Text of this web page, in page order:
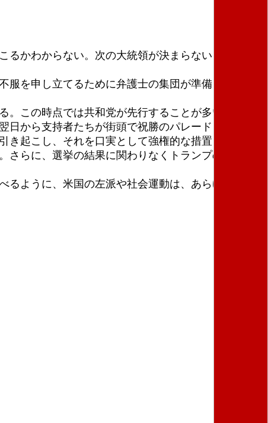
かわからない。次の大統領が決まらない「空位の
を申し立てるために弁護士の集団が準備を整えて
この時点では共和党が先行することが多い。激戦
から支持者たちが街頭で祝勝のパレードを繰り広
起こし、それを口実として強権的な措置を発動す
らに、選挙の結果に関わりなくトランプの任期は
ように、米国の左派や社会運動は、あらゆる可能